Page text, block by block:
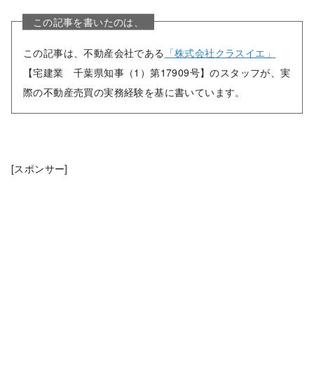
この記事を書いたのは、
この記事は、不動産会社である 「株式会社クラスイエ」
【宅建業 千葉県知事（1）第17909号】のスタッフが、実
際の不動産売買の実務経験を基に書いています。
[スポンサー]